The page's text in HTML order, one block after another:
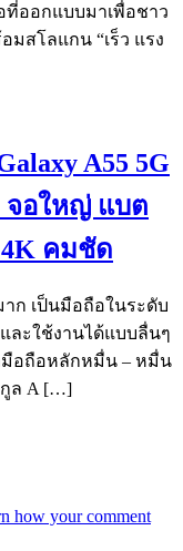
อที่ออกแบบมาเพื่อชาว
มสโลแกน “เร็ว แรง
A55 5G
จอใหญ่ แบต
คมชัด
าก เป็นมือถือในระดับ
ะใช้งานได้แบบลื่นๆ
มือถือหลักหมื่น – หมื่น
ล A […]
how your comment